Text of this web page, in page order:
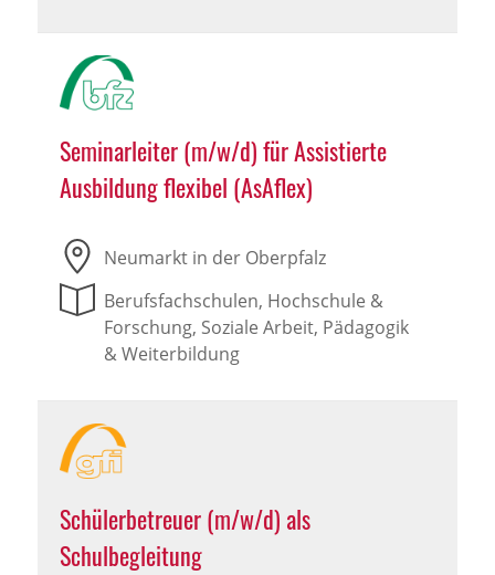
Seminarleiter (m/w/d) für Assistierte
Ausbildung flexibel (AsAflex)
Neumarkt in der Oberpfalz
Berufsfachschulen, Hochschule &
Forschung, Soziale Arbeit, Pädagogik
& Weiterbildung
Schülerbetreuer (m/w/d) als
Schulbegleitung